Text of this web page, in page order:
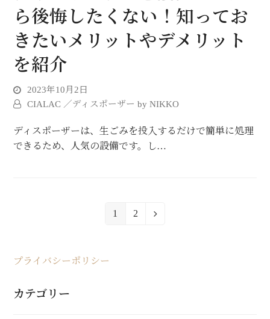
ら後悔したくない！知ってお
きたいメリットやデメリット
を紹介
2023年10月2日
CIALAC ／ディスポーザー by NIKKO
ディスポーザーは、生ごみを投入するだけで簡単に処理
できるため、人気の設備です。し…
Page
1 Page
2 Next
プライバシーポリシー
カテゴリー